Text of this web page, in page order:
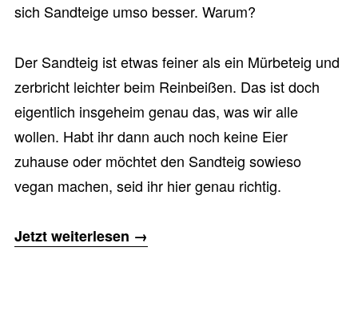
sich Sandteige umso besser. Warum?
Der Sandteig ist etwas feiner als ein Mürbeteig und
zerbricht leichter beim Reinbeißen. Das ist doch
eigentlich insgeheim genau das, was wir alle
wollen. Habt ihr dann auch noch keine Eier
zuhause oder möchtet den Sandteig sowieso
vegan machen, seid ihr hier genau richtig.
Jetzt weiterlesen „Sandteig
→